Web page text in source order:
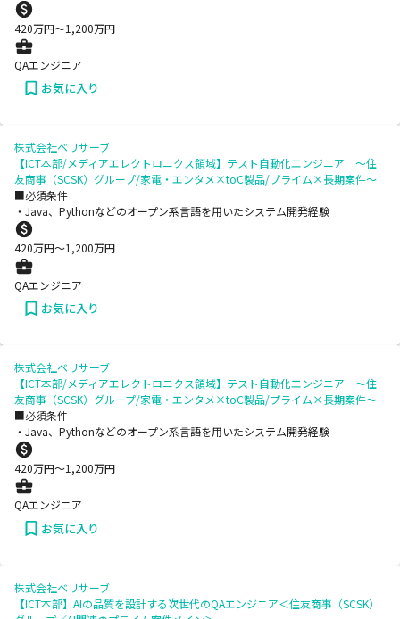
420万円〜1,200万円
QAエンジニア
お気に入り
株式会社ベリサーブ
【ICT本部/メディアエレクトロニクス領域】テスト自動化エンジニア ～住
友商事（SCSK）グループ/家電・エンタメ×toC製品/プライム×長期案件～
■必須条件
・Java、Pythonなどのオープン系言語を用いたシステム開発経験
420万円〜1,200万円
QAエンジニア
お気に入り
株式会社ベリサーブ
【ICT本部/メディアエレクトロニクス領域】テスト自動化エンジニア ～住
友商事（SCSK）グループ/家電・エンタメ×toC製品/プライム×長期案件～
■必須条件
・Java、Pythonなどのオープン系言語を用いたシステム開発経験
420万円〜1,200万円
QAエンジニア
お気に入り
株式会社ベリサーブ
【ICT本部】AIの品質を設計する次世代のQAエンジニア＜住友商事（SCSK）